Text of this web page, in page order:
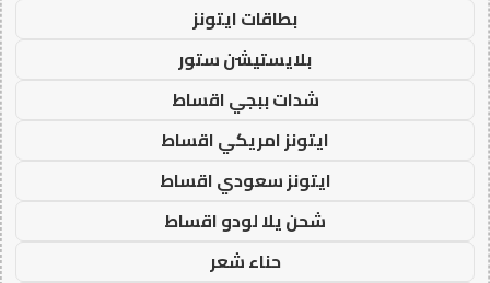
بطاقات ايتونز
بلايستيشن ستور
شدات ببجي اقساط
ايتونز امريكي اقساط
ايتونز سعودي اقساط
شحن يلا لودو اقساط
حناء شعر